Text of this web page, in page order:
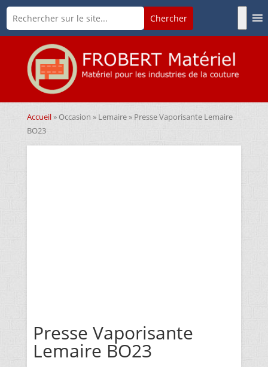
Accueil»Occasion » Lemaire» Presse Vaporisante Lemaire
BO23
Presse Vaporisante
Lemaire BO23